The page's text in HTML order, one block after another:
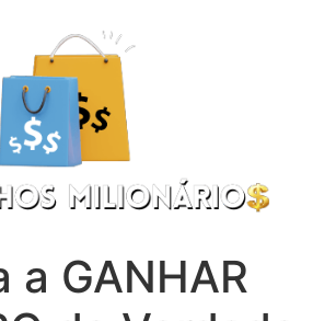
a GANHAR